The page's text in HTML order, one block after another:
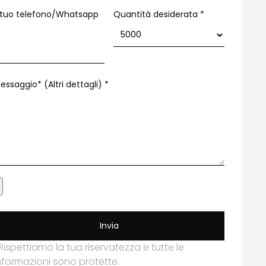
telefono/Whatsapp
Quantità desiderata *
(Altri dettagli) *
Invia
la tua riservatezza e tutte le
sono protette.